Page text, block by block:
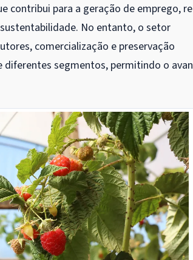
contribui para a geração de emprego,
No entanto, o setor
comercialização e preservação
diferentes segmentos, permitindo o